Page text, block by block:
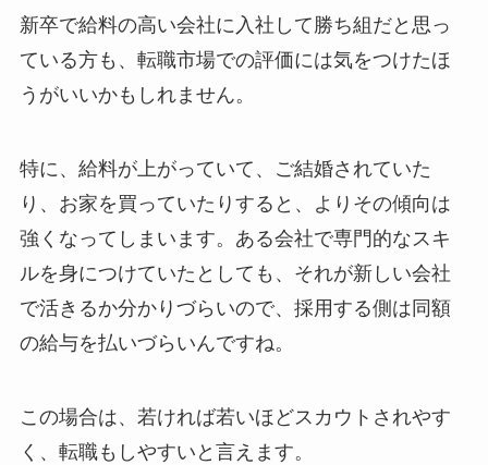
新卒で給料の高い会社に入社して勝ち組だと思っ
ている方も、転職市場での評価には気をつけたほ
うがいいかもしれません。
特に、給料が上がっていて、ご結婚されていた
り、お家を買っていたりすると、よりその傾向は
強くなってしまいます。ある会社で専門的なスキ
ルを身につけていたとしても、それが新しい会社
で活きるか分かりづらいので、採用する側は同額
の給与を払いづらいんですね。
この場合は、若ければ若いほどスカウトされやす
く、転職もしやすいと言えます。